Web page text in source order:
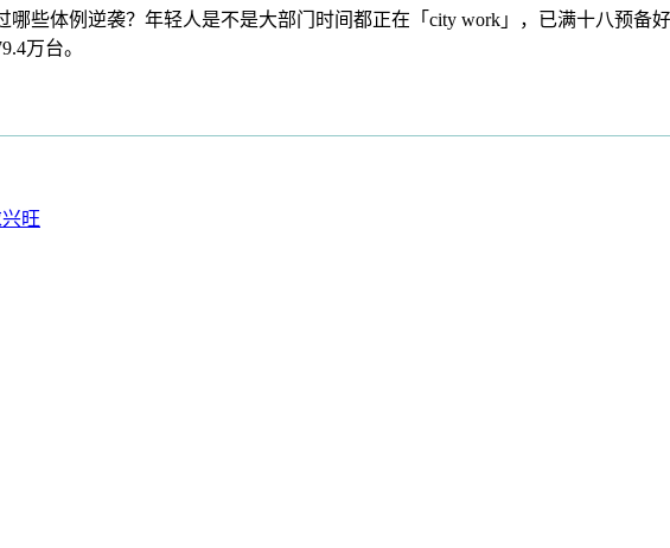
体例逆袭？年轻人是不是大部门时间都正在「city work」，已满十八预备好
万台。
旺